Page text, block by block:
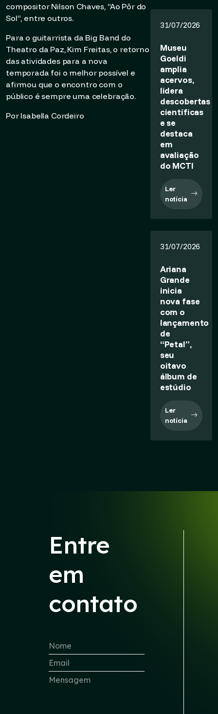
compositor Nilson Chaves, “Ao Pôr do
Sol”, entre outros.
Para o guitarrista da Big Band do
Theatro da Paz, Kim Freitas, o retorno
das atividades para a nova
temporada foi o melhor possível e
afirmou que o encontro com o
público é sempre uma celebração.
Por Isabella Cordeiro
31/07/2026
Museu
Goeldi
amplia
acervos,
lidera
descobertas
científicas
e se
destaca
em
avaliação
do MCTI
Ler
notícia
31/07/2026
Ariana
Grande
inicia
nova fase
com o
lançamento
de
“Petal”,
seu
oitavo
álbum de
estúdio
Ler
notícia
Entre
em
contato